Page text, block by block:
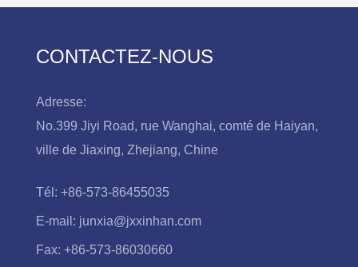
CONTACTEZ-NOUS
Adresse:
No.399 Jiyi Road, rue Wanghai, comté de Haiyan,
ville de Jiaxing, Zhejiang, Chine
Tél: +86-573-86455035
E-mail: junxia@jxxinhan.com
Fax: +86-573-86030660